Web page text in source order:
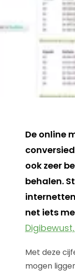
De online
ook zeer
behalen.
net iets
Met deze
mogen